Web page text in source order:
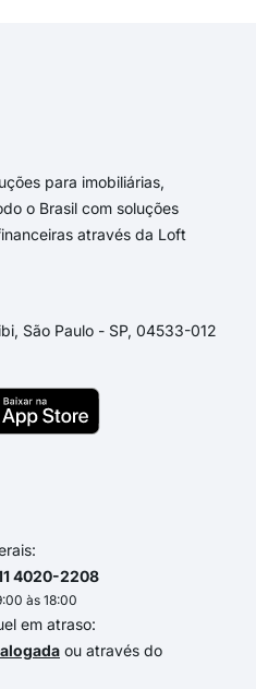
para imobiliárias,
o Brasil com soluções
através da Loft
São Paulo - SP, 04533-012
4020-2208
às 18:00
em atraso:
ou através do